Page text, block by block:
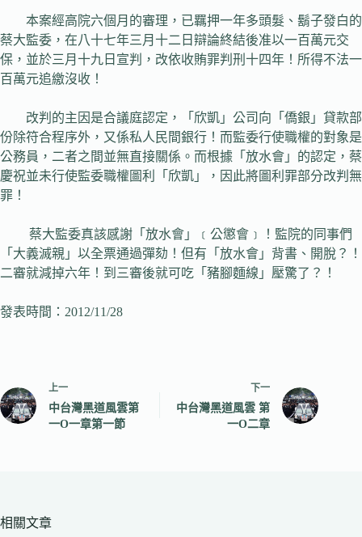
本案經高院六個月的審理，已羈押一年多頭髮、鬍子發白的
蔡大監委，在八十七年三月十二日辯論終結後准以一百萬元交
保，並於三月十九日宣判，改依收賄罪判刑十四年！所得不法一
百萬元追繳沒收！
改判的主因是合議庭認定，「欣凱」公司向「僑銀」貸款部
份除符合程序外，又係私人民間銀行！而監委行使職權的對象是
公務員，二者之間並無直接關係。而根據「放水會」的認定，蔡
慶祝並未行使監委職權圖利「欣凱」，因此將圖利罪部分改判無
罪！
蔡大監委真該感謝「放水會」﹝公懲會﹞！監院的同事們
「大義滅親」以全票通過彈劾！但有「放水會」背書、開脫？！
二審就減掉六年！到三審後就可吃「豬腳麵線」壓驚了？！
發表時間：2012/11/28
上一
中台灣黑道風雲第
一O一章第一節
下一
中台灣黑道風雲 第
一O二章
相關文章